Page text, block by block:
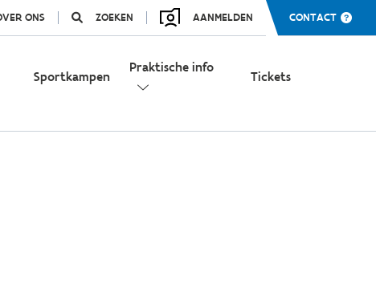
ONS ZOEKEN AANMELDEN CONTACT
Sportkampen
Praktische info
Tickets